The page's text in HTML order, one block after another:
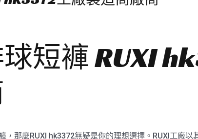
短褲 RUXI
那麼RUXI hk3372無疑是你的理想選擇。RUXI工廠以